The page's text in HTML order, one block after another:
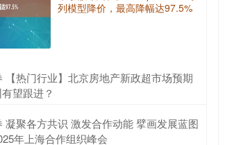
列模型降价，最高降幅达97.5%
【热门行业】北京房地产新政超市场预期
望跟进？
凝聚各方共识 激发合作动能 擘画发展蓝图
年上海合作组织峰会